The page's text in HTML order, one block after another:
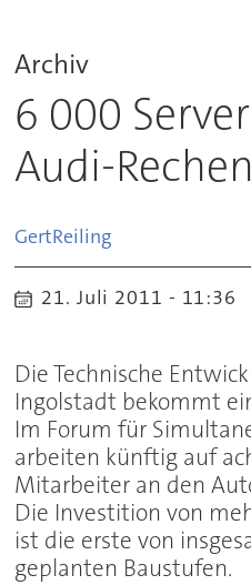
Archiv
6 000
Audi-
GertReiling
21. Juli 2011 - 11:36
Die Technische
Ingolstadt bekommt
Im Forum für
arbeiten künftig auf
Mitarbeiter an den
Die Investition von
ist die erste von
geplanten Baustufen.